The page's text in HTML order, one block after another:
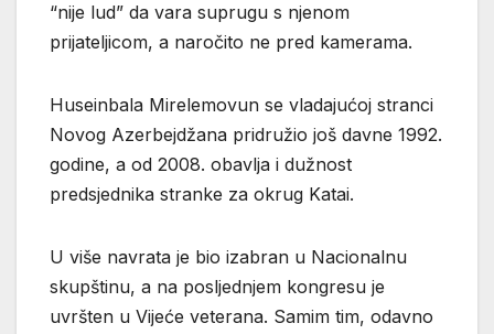
“nije lud” da vara suprugu s njenom
prijateljicom, a naročito ne pred kamerama.
Huseinbala Mirelemovun se vladajućoj stranci
Novog Azerbejdžana pridružio još davne 1992.
godine, a od 2008. obavlja i dužnost
predsjednika stranke za okrug Katai.
U više navrata je bio izabran u Nacionalnu
skupštinu, a na posljednjem kongresu je
uvršten u Vijeće veterana. Samim tim, odavno